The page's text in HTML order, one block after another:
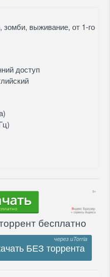
выживание, от 1-го
доступ
бесплатно
БЕЗ торрента